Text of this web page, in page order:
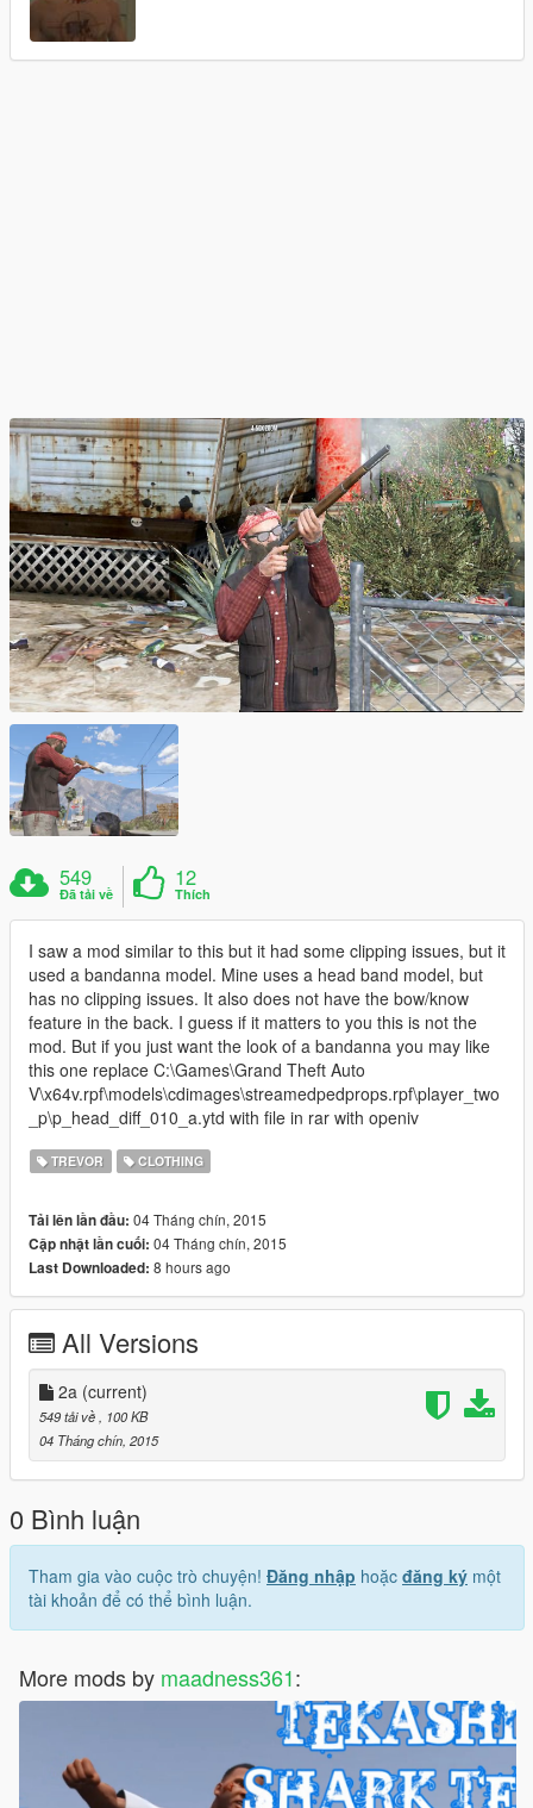
549
Đã tải về
12
Thích
I saw a mod similar to this but it had some clipping issues, but it
used a bandanna model. Mine uses a head band model, but
has no clipping issues. It also does not have the bow/know
feature in the back. I guess if it matters to you this is not the
mod. But if you just want the look of a bandanna you may like
this one replace C:\Games\Grand Theft Auto
V\x64v.rpf\models\cdimages\streamedpedprops.rpf\player_two
_p\p_head_diff_010_a.ytd with file in rar with openiv
TREVOR CLOTHING
Tải lên lần đầu: 04 Tháng chín, 2015
Cập nhật lần cuối: 04 Tháng chín, 2015
Last Downloaded: 8 hours ago
All Versions
2a (current)
549 tải về
, 100 KB
04 Tháng chín, 2015
0 Bình luận
Tham gia vào cuộc trò chuyện! Đăng nhập hoặc đăng ký một
tài khoản để có thể bình luận.
More mods by maadness361: